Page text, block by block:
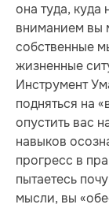
она туда,
вниманием вы
собственные
жизненные
Инструмент
подняться на
опустить вас
навыков
прогресс в
пытаетесь
мысли, вы